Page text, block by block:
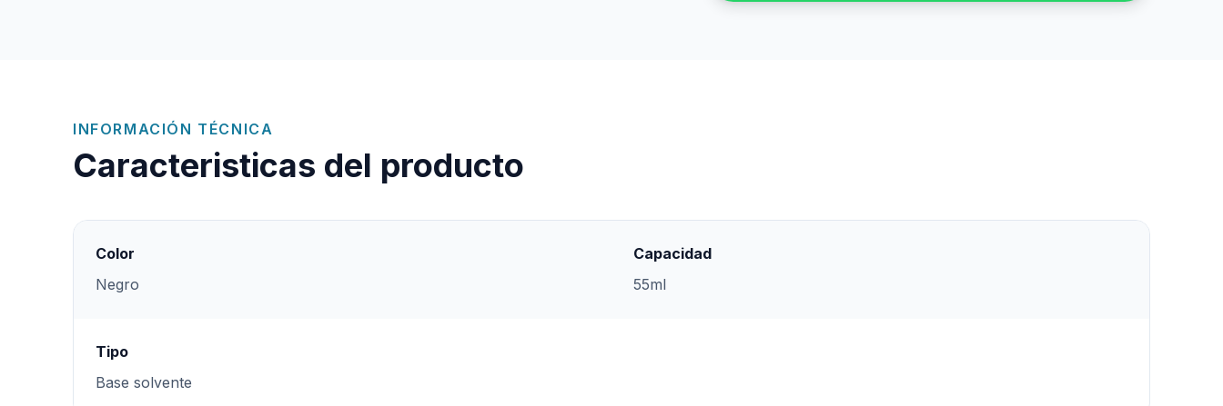
INFORMACIÓN TÉCNICA
Caracteristicas del producto
Color
Negro
Capacidad
55ml
Tipo
Base solvente